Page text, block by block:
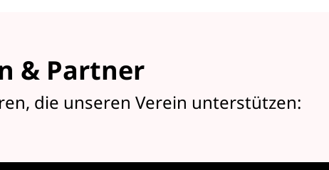
& Partner
die unseren Verein unterstützen: